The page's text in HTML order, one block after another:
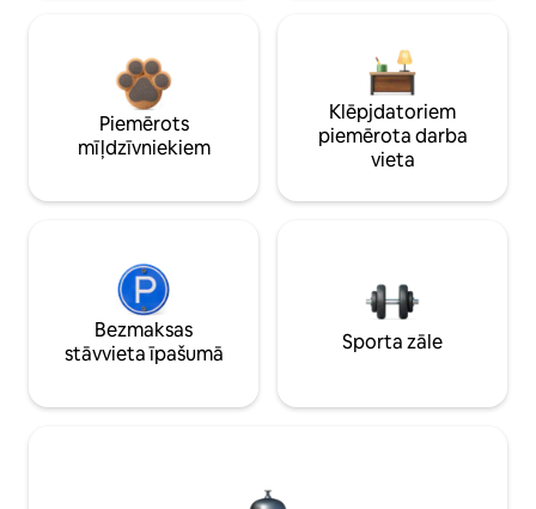
Piemērots
mīļdzīvniekiem
Klēpjdatoriem
piemērota darba
vieta
Bezmaksas
stāvvieta īpašumā
Sporta zāle